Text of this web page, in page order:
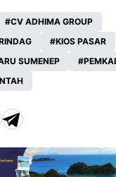
CV ADHIMA GROUP
KIOS PASAR
SUMENEP